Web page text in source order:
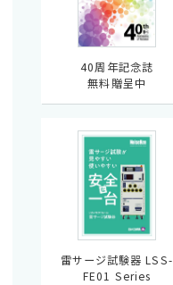
40周年記念誌
無料贈呈中
雷サージ試験器 LSS-
FE01 Series